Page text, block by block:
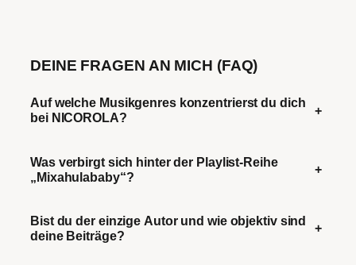
DEINE FRAGEN AN MICH (FAQ)
Auf welche Musikgenres konzentrierst du dich
bei NICOROLA?
+
Was verbirgt sich hinter der Playlist-Reihe
„Mixahulababy“?
+
Bist du der einzige Autor und wie objektiv sind
deine Beiträge?
+